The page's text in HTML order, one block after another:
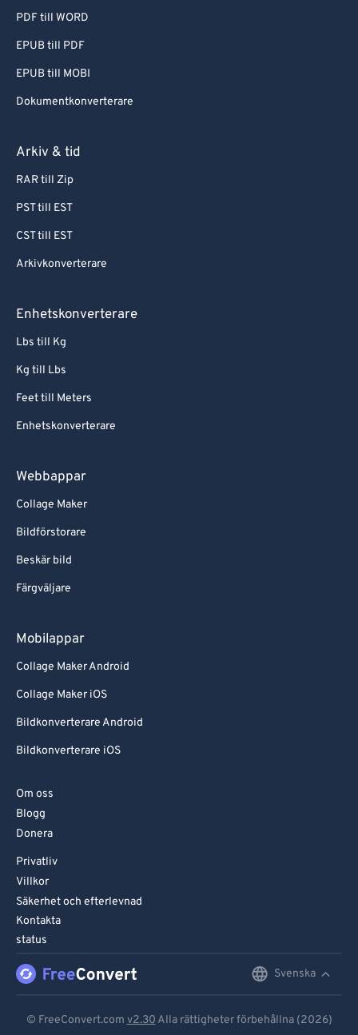
PDF till WORD
EPUB till PDF
EPUB till MOBI
Dokumentkonverterare
Arkiv & tid
RAR till Zip
PST till EST
CST till EST
Arkivkonverterare
Enhetskonverterare
Lbs till Kg
Kg till Lbs
Feet till Meters
Enhetskonverterare
Webbappar
Collage Maker
Bildförstorare
Beskär bild
Färgväljare
Mobilappar
Collage Maker Android
Collage Maker iOS
Bildkonverterare Android
Bildkonverterare iOS
Om oss
Blogg
Donera
Privatliv
Villkor
Säkerhet och efterlevnad
Kontakta
status
Svenska
© FreeConvert.com v2.30 Alla rättigheter förbehållna (2026)